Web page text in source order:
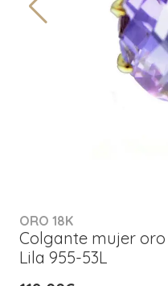
ORO 18K
Colgante mujer oro
Lila 955-53L